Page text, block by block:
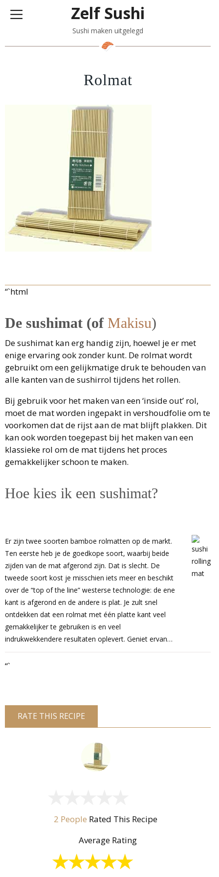
Zelf Sushi
Sushi maken uitgelegd
Rolmat
“`html
De sushimat (of Makisu)
De sushimat kan erg handig zijn, hoewel je er met
enige ervaring ook zonder kunt. De rolmat wordt
gebruikt om een gelijkmatige druk te behouden van
alle kanten van de sushirrol tijdens het rollen.
Bij gebruik voor het maken van een ‘inside out’ rol,
moet de mat worden ingepakt in vershoudfolie om te
voorkomen dat de rijst aan de mat blijft plakken. Dit
kan ook worden toegepast bij het maken van een
klassieke rol om de mat tijdens het proces
gemakkelijker schoon te maken.
Hoe kies ik een sushimat?
Er zijn twee soorten bamboe rolmatten op de markt.
Ten eerste heb je de goedkope soort, waarbij beide
zijden van de mat afgerond zijn. Dat is slecht. De
tweede soort kost je misschien iets meer en beschikt
over de “top of the line” westerse technologie: de ene
kant is afgerond en de andere is plat. Je zult snel
ontdekken dat een rolmat met één platte kant veel
gemakkelijker te gebruiken is en veel
indrukwekkendere resultaten oplevert. Geniet ervan…
“`
RATE THIS RECIPE
2 People Rated This Recipe
Average Rating